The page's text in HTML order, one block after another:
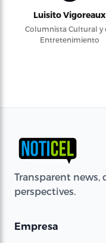
Luisito Vigoreaux
Columnista Cultural y
Entretenimiento
Transparent news,
perspectives.
Empresa